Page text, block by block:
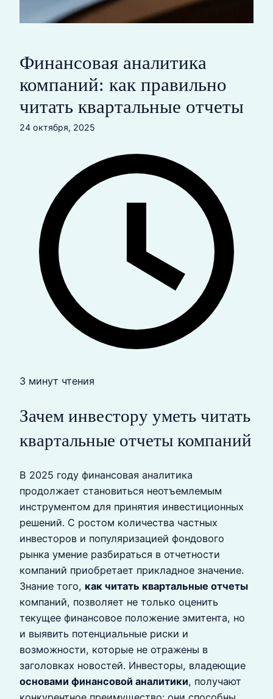
Финансовая аналитика
компаний: как правильно
читать квартальные отчеты
24 октября, 2025
3 минут чтения
Зачем инвестору уметь читать
квартальные отчеты компаний
В 2025 году финансовая аналитика
продолжает становиться неотъемлемым
инструментом для принятия инвестиционных
решений. С ростом количества частных
инвесторов и популяризацией фондового
рынка умение разбираться в отчетности
компаний приобретает прикладное значение.
Знание того, как читать квартальные отчеты
компаний, позволяет не только оценить
текущее финансовое положение эмитента, но
и выявить потенциальные риски и
возможности, которые не отражены в
заголовках новостей. Инвесторы, владеющие
основами финансовой аналитики, получают